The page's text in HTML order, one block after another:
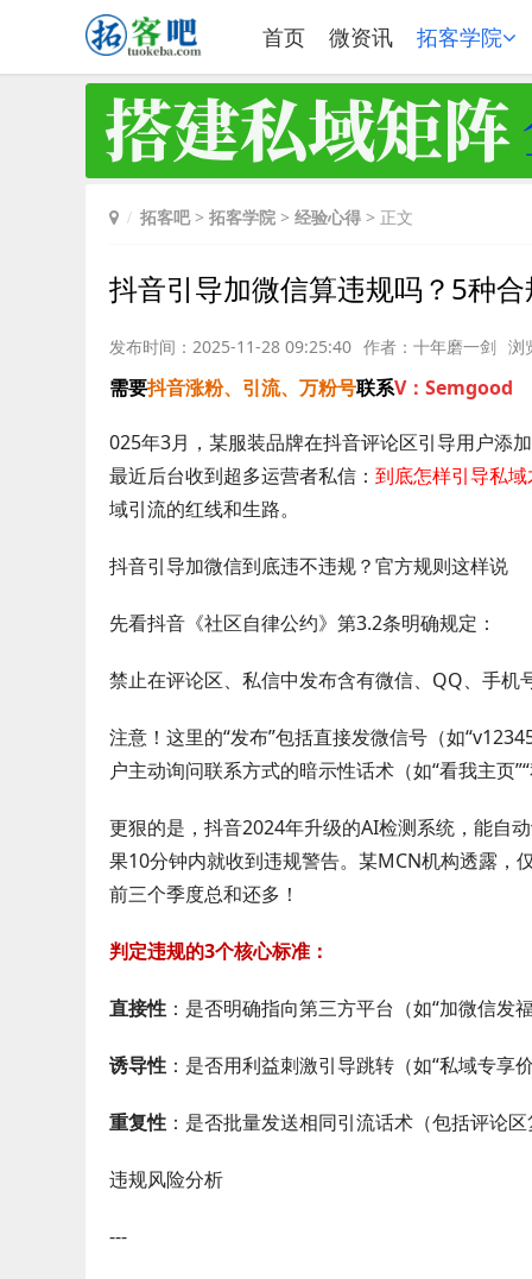
首页 微资讯 拓客学院
拓客吧> 拓客学院 > 经验心得 > 正文
抖音引导加微信算违规吗？5种
发布时间：2025-11-28 09:25:40 作者：十年磨一剑 浏
需要抖音涨粉、引流、万粉号联系V：Semgood
025年3月，某服装品牌在抖音评论区引导用户添
最近后台收到超多运营者私信： 到底怎样引导私
域引流的红线和生路。
抖音引导加微信到底违不违规？官方规则这样说
先看抖音《社区自律公约》第3.2条明确规定：
禁止在评论区、私信中发布含有微信、QQ、手机
注意！这里的“发布”包括直接发微信号（如
户主动询问联系方式的暗示性话术（如“看我主页
更狠的是，抖音2024年升级的AI检测系统，能自
果10分钟内就收到违规警告。某MCN机构透露，
前三个季度总和还多！
判定违规的3个核心标准：
直接性 ：是否明确指向第三方平台（如“加微信发
诱导性 ：是否用利益刺激引导跳转（如“私域专享
重复性 ：是否批量发送相同引流话术（包括评论
违规风险分析
---